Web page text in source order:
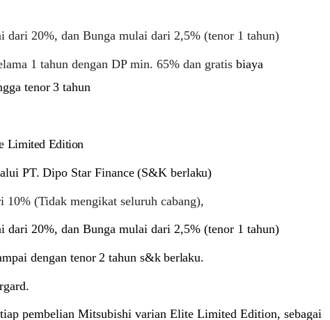
dari 20%, dan Bunga mulai dari 2,5% (tenor 1 tahun)
1 tahun dengan DP min. 65% dan gratis biaya
tenor 3 tahun
Limited Edition
PT. Dipo Star Finance (S&K berlaku)
(Tidak mengikat seluruh cabang),
dari 20%, dan Bunga mulai dari 2,5% (tenor 1 tahun)
dengan tenor 2 tahun s&k berlaku.
pembelian Mitsubishi varian Elite Limited Edition, sebagai